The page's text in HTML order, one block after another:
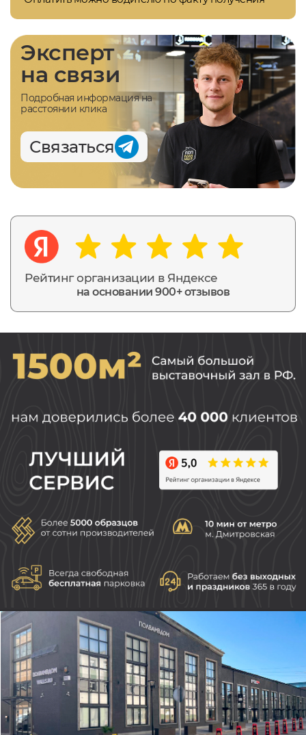
Рейтинг организации в Яндексе
на основании 900+ отзывов
Эксперт
на связи
Подробная информация на
расстоянии клика
Связаться